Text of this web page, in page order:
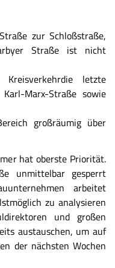
zur Schloßstraße,
Straße ist nicht
letzte
Marx-Straße sowie
großräumig über
hat oberste Priorität.
unmittelbar gesperrt
arbeitet
zu analysieren
und großen
austauschen, um auf
der nächsten Wochen